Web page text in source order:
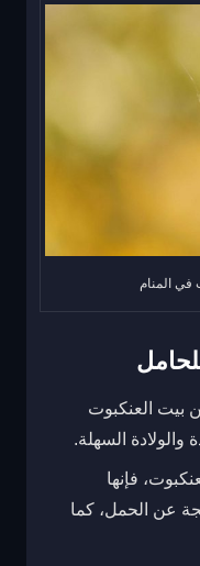
في المنام
بيت العنكبوت
والولادة السهلة.
فإنها
عن الحمل، كما